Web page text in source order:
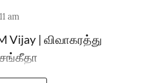
am
Vijay | விவாகரத்து